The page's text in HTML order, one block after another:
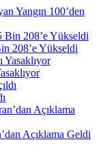
Yangın 100’den
208’e Yükseldi
Açıklama Geldi